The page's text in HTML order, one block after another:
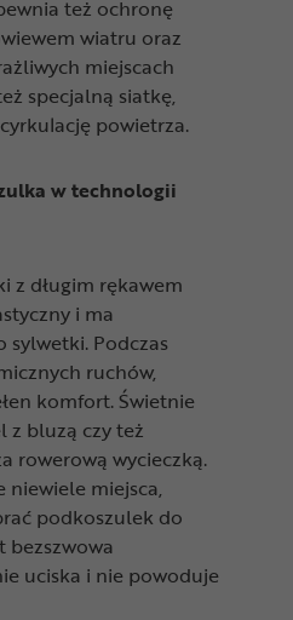
też ochronę
wiatru oraz
miejscach
specjalną siatkę,
powietrza.
w technologii
z długim rękawem
i ma
sylwetki. Podczas
ruchów,
komfort. Świetnie
z bluzą czy też
rowerową wycieczką.
niewiele miejsca,
podkoszulek do
bezszwowa
uciska i nie powoduje